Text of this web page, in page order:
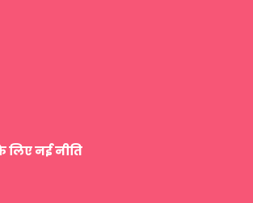
लिए नई नीति